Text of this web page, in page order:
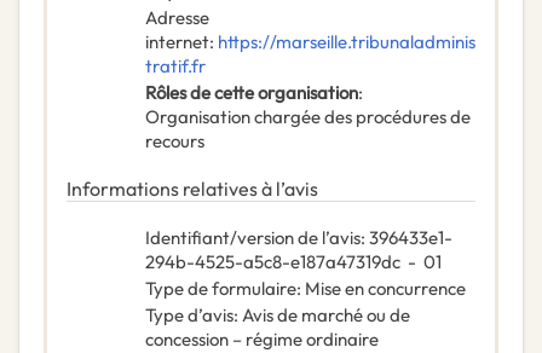
Adresse
internet: https://marseille.tribunaladminis
tratif.fr
Rôles de cette organisation:
Organisation chargée des procédures de
recours
Informations relatives à l’avis
Identifiant/version de l’avis: 396433e1-
294b-4525-a5c8-e187a47319dc - 01
Type de formulaire: Mise en concurrence
Type d’avis: Avis de marché ou de
concession – régime ordinaire